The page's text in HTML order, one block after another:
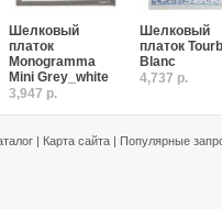
Шелковый
платок
Monogramma
Mini Grey_white
3,947 р.
Шелковый
платок
Blanc
4,737 р.
| Карта сайта | Популярные